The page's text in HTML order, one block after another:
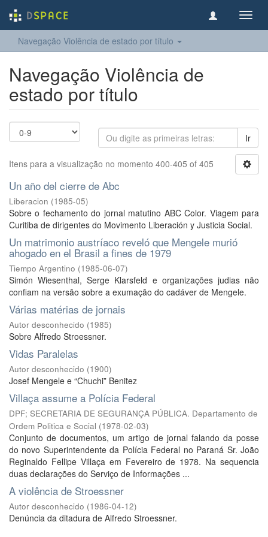
Navegação Violência de estado por título
Navegação Violência de
estado por título
Ir
Itens para a visualização no momento 400-405 of 405
Un año del cierre de Abc
Liberacion (1985-05)
Sobre o fechamento do jornal matutino ABC Color. Viagem para
Curitiba de dirigentes do Movimento Liberación y Justicia Social.
Un matrimonio austríaco reveló que Mengele murió
ahogado en el Brasil a fines de 1979
Tiempo Argentino (1985-06-07)
Simón Wiesenthal, Serge Klarsfeld e organizações judias não
confiam na versão sobre a exumação do cadáver de Mengele.
Várias matérias de jornais
Autor desconhecido (1985)
Sobre Alfredo Stroessner.
Vidas Paralelas
Autor desconhecido (1900)
Josef Mengele e “Chuchi” Benitez
Villaça assume a Polícia Federal
DPF; SECRETARIA DE SEGURANÇA PÚBLICA. Departamento de
Ordem Politica e Social (1978-02-03)
Conjunto de documentos, um artigo de jornal falando da posse
do novo Superintendente da Polícia Federal no Paraná Sr. João
Reginaldo Fellipe Villaça em Fevereiro de 1978. Na sequencia
duas declarações do Serviço de Informações ...
A violência de Stroessner
Autor desconhecido (1986-04-12)
Denúncia da ditadura de Alfredo Stroessner.